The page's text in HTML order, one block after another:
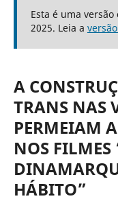
Esta é uma
2025. Leia a
A
TRANS NAS
PERMEIAM
NOS
HÁBITO”